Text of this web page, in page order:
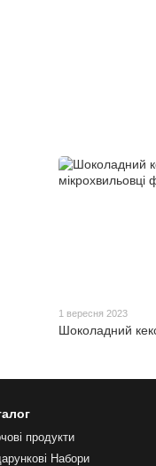
1 вересня 2023
Шоколадний
продукти
Набори